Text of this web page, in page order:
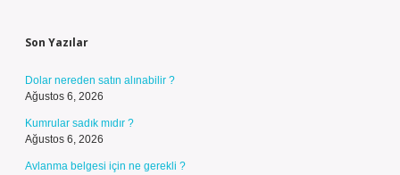
Son Yazılar
Dolar nereden satın alınabilir ?
Ağustos 6, 2026
Kumrular sadık mıdır ?
Ağustos 6, 2026
Avlanma belgesi için ne gerekli ?